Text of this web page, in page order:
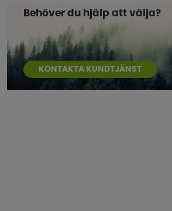
Behöver du hjälp att välja?
KONTAKTA KUNDTJÄNST